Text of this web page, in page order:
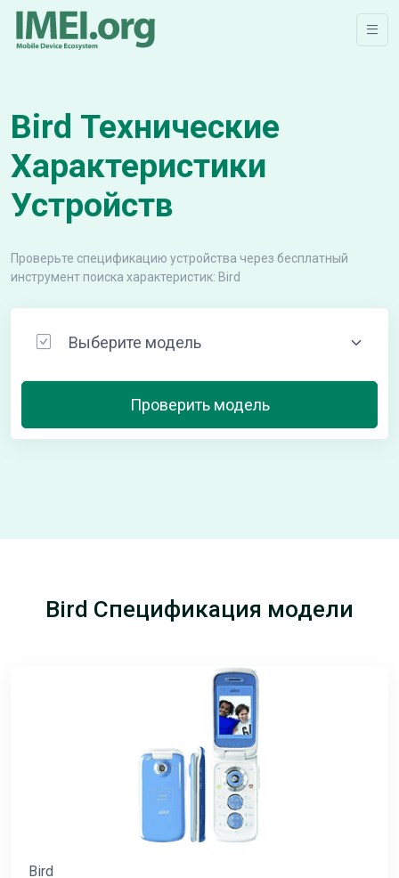
Bird Технические
Характеристики
Устройств
Проверьте спецификацию устройства через бесплатный
инструмент поиска характеристик: Bird
Проверить модель
Bird Спецификация модели
Bird